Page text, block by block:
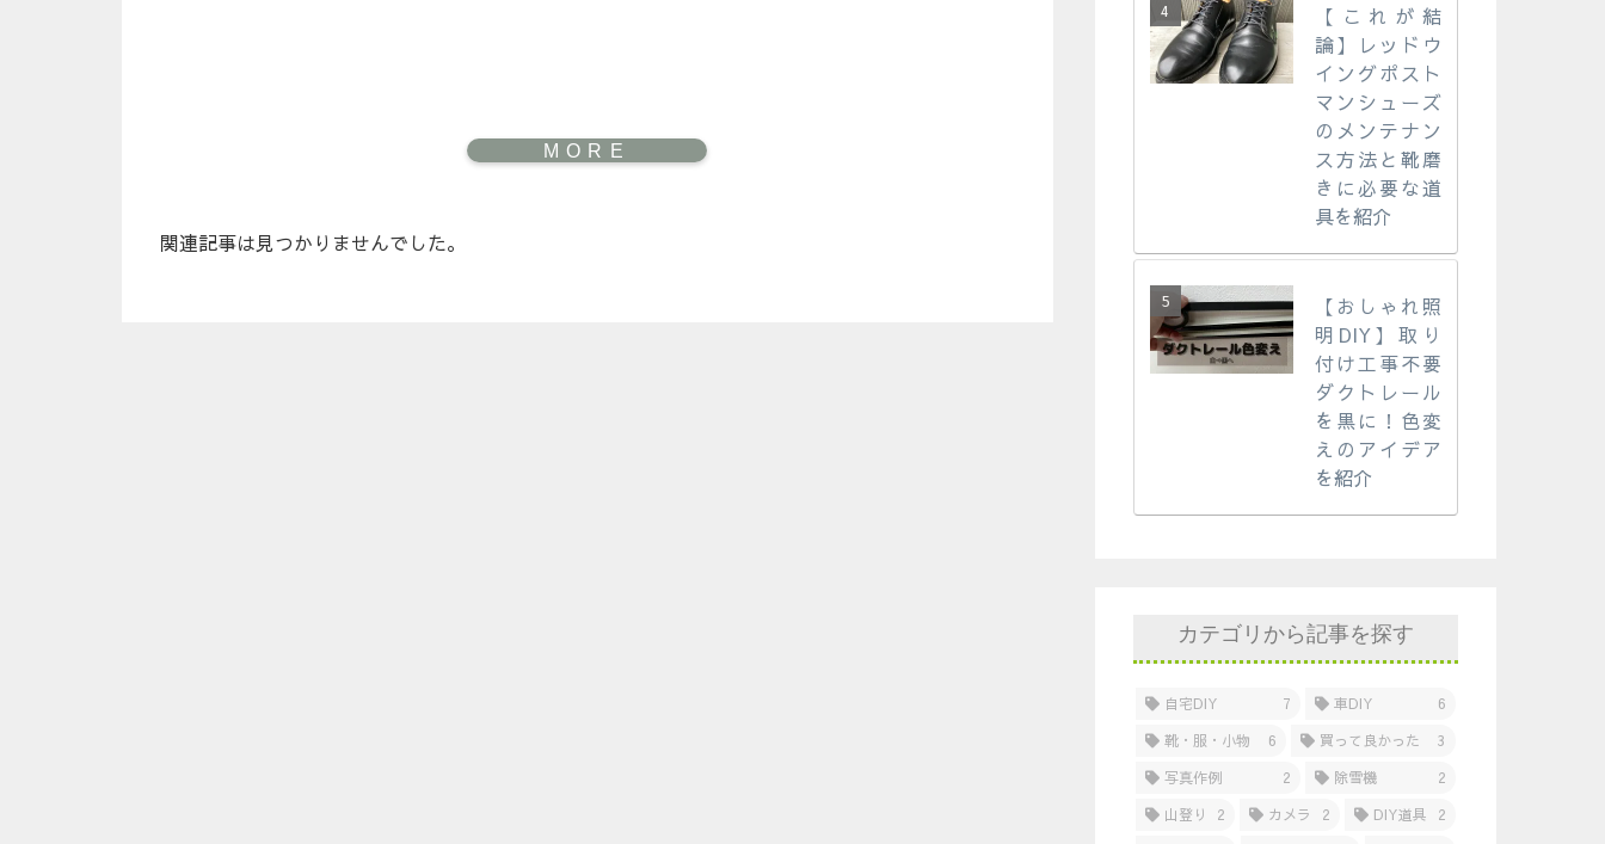
関連記事は見つかりませんでした。
【これが結
論】レッドウ
イングポスト
マンシューズ
のメンテナン
ス方法と靴磨
きに必要な道
具を紹介
【おしゃれ照
明DIY】取り
付け工事不要
ダクトレール
を黒に！色変
えのアイデア
を紹介
カテゴリから記事を探す
自宅DIY 7 車DIY
6
靴・服・小物
6 買って良かった
3
写真作例
2 除雪機
2
山登り
2 カメラ 2 DIY道具
2